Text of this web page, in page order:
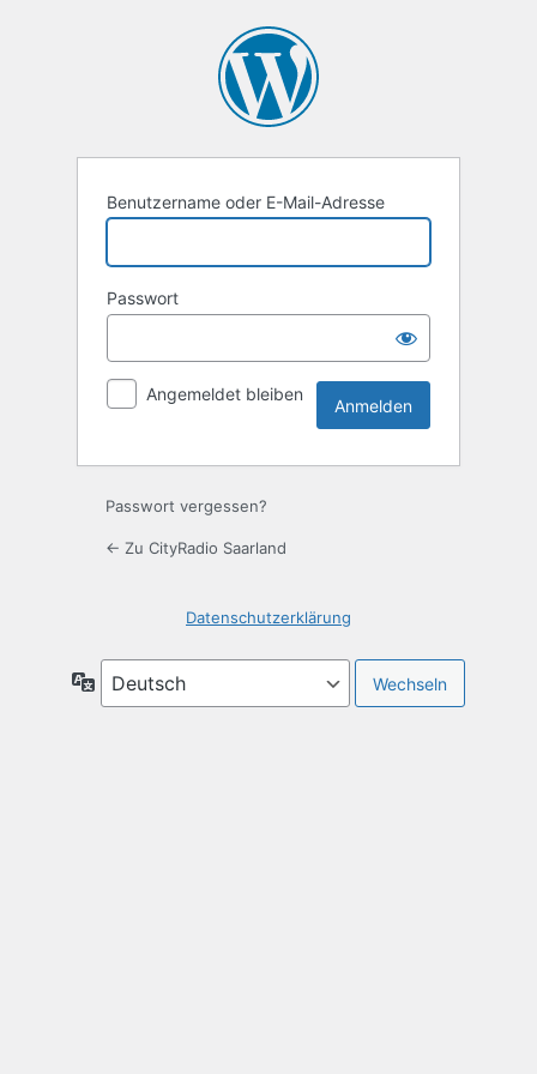
Benutzername oder E-Mail-Adresse
Passwort
Angemeldet bleiben
Passwort vergessen?
← Zu CityRadio Saarland
Datenschutzerklärung
Sprache